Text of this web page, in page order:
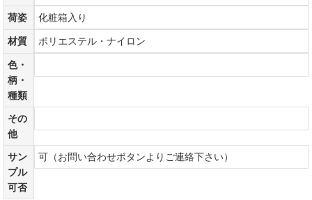
荷姿 化粧箱入り
材質 ポリエステル・ナイロン
色・
柄・
種類
その
他
サン
プル
可否
可（お問い合わせボタンよりご連絡下さい）